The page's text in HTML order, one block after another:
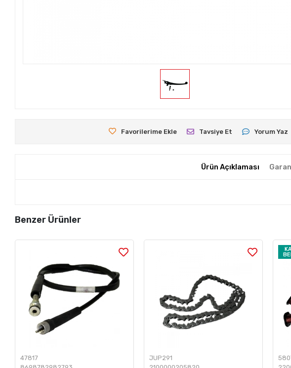
Favorilerime Ekle Tavsiye Et Yorum Yaz
Ürün Açıklaması
Benzer Ürünler
47817
JUP291